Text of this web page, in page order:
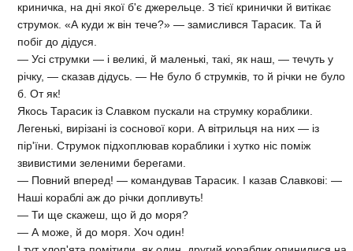
криничка, на дні якої б'є джерельце. З тієї кринички й витікає
струмок. «А куди ж він тече?» — замислився Тарасик. Та й
побіг до дідуся.
— Усі струмки — і великі, й маленькі, такі, як наш, — течуть у
річку, — сказав дідусь. — Не було б струмків, то й річки не було
б. От як!
Якось Тарасик із Славком пускали на струмку кораблики.
Легенькі, вирізані із соснової кори. А вітрильця на них — із
пір'їни. Струмок підхоплював кораблики і хутко ніс поміж
звивистими зеленими берегами.
— Повний вперед! — командував Тарасик. І казав Славкові: —
Наші кораблі аж до річки допливуть!
— Ти ще скажеш, що й до моря?
— А може, й до моря. Хоч один!